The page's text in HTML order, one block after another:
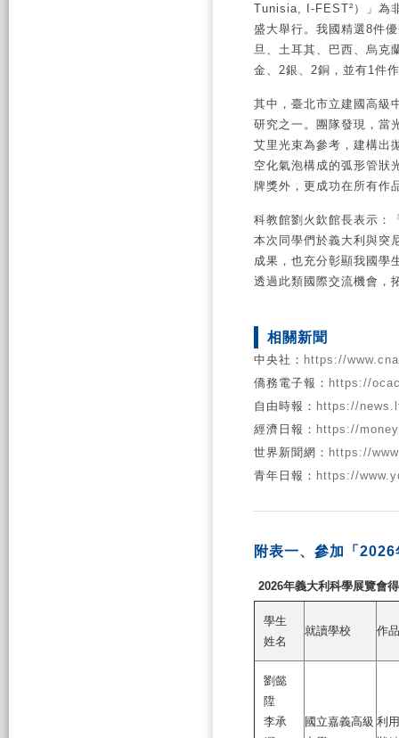
Tunisia, I-FEST²）」為
盛大舉行。我國精選8件
旦、土耳其、巴西、烏克
金、2銀、2銅，並有1件
其中，臺北市立建國高級
研究之一。團隊發現，當
艾里光束為參考，建構出
空化氣泡構成的弧形管狀
牌獎外，更成功在所有作
科教館劉火欽館長表示：
本次同學們於義大利與突
成果，也充分彰顯我國學
透過此類國際交流機會，
相關新聞
中央社： https://
僑務電子報： https://
自由時報： https://
經濟日報： https://
世界新聞網： https://
青年日報： https://
附表一、參加「
2026年義大利科學展覽會
學生
姓名
就讀學校 作
劉懿
陞
李承
國立嘉義高級 利